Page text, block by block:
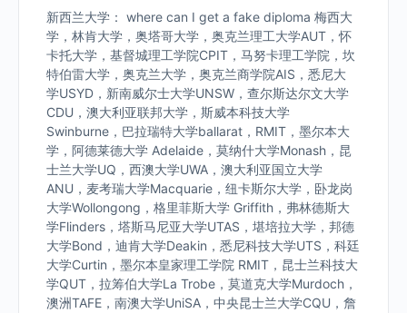
新西兰大学： where can I get a fake diploma 梅西大
学，林肯大学，奥塔哥大学，奥克兰理工大学AUT，怀
卡托大学，基督城理工学院CPIT，马努卡理工学院，坎
特伯雷大学，奥克兰大学，奥克兰商学院AIS，悉尼大
学USYD，新南威尔士大学UNSW，查尔斯达尔文大学
CDU，澳大利亚联邦大学，斯威本科技大学
Swinburne，巴拉瑞特大学ballarat，RMIT，墨尔本大
学，阿德莱德大学 Adelaide，莫纳什大学Monash，昆
士兰大学UQ，西澳大学UWA，澳大利亚国立大学
ANU，麦考瑞大学Macquarie，纽卡斯尔大学，卧龙岗
大学Wollongong，格里菲斯大学 Griffith，弗林德斯大
学Flinders，塔斯马尼亚大学UTAS，堪培拉大学，邦德
大学Bond，迪肯大学Deakin，悉尼科技大学UTS，科廷
大学Curtin，墨尔本皇家理工学院 RMIT，昆士兰科技大
学QUT，拉筹伯大学La Trobe，莫道克大学Murdoch，
澳洲TAFE，南澳大学UniSA，中央昆士兰大学CQU，詹